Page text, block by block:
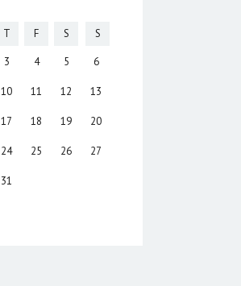
T F S S
3 4 5 6
10 11 12 13
17 18 19 20
24 25 26 27
31